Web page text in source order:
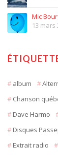
Mic
13 mars
album
Chanson
Dave Harmo
Disques
Extrait radio